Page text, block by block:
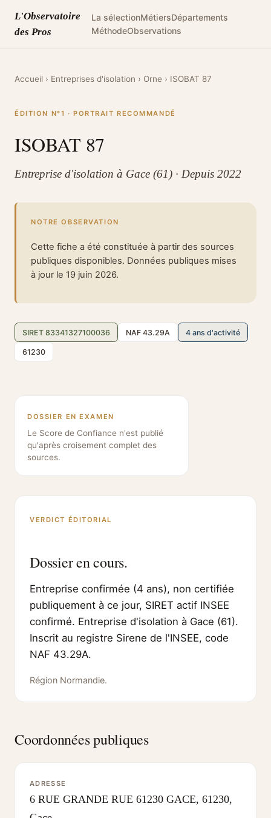
L'Observatoire
des Pros
La sélectionMétiersDépartements
MéthodeObservations
Accueil › Entreprises d'isolation › Orne › ISOBAT 87
ÉDITION N°1 · PORTRAIT RECOMMANDÉ
ISOBAT 87
Entreprise d'isolation à Gace (61) · Depuis 2022
NOTRE OBSERVATION
Cette fiche a été constituée à partir des sources
publiques disponibles. Données publiques mises
à jour le 19 juin 2026.
SIRET 83341327100036 NAF 43.29A 4 ans d'activité
61230
DOSSIER EN EXAMEN
Le Score de Confiance n'est publié
qu'après croisement complet des
sources.
VERDICT ÉDITORIAL
Dossier en cours.
Entreprise confirmée (4 ans), non certifiée
publiquement à ce jour, SIRET actif INSEE
confirmé. Entreprise d'isolation à Gace (61).
Inscrit au registre Sirene de l'INSEE, code
NAF 43.29A.
Région Normandie.
Coordonnées publiques
ADRESSE
6 RUE GRANDE RUE 61230 GACE, 61230,